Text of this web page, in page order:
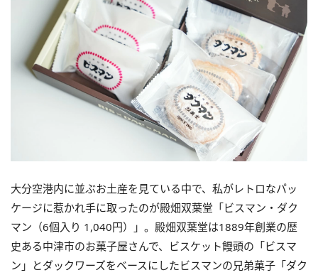
大分空港内に並ぶお土産を見ている中で、私がレトロなパッ
ケージに惹かれ手に取ったのが殿畑双葉堂「ビスマン・ダク
マン（6個入り 1,040円）」。殿畑双葉堂は1889年創業の歴
史ある中津市のお菓子屋さんで、ビスケット饅頭の「ビスマ
ン」とダックワーズをベースにしたビスマンの兄弟菓子「ダク